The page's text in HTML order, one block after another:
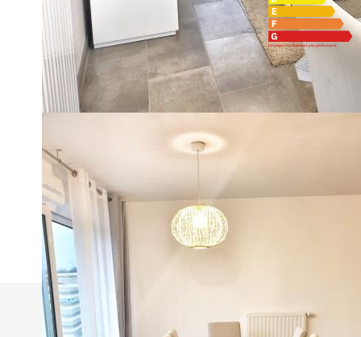
Imprimer
Nos honoraires